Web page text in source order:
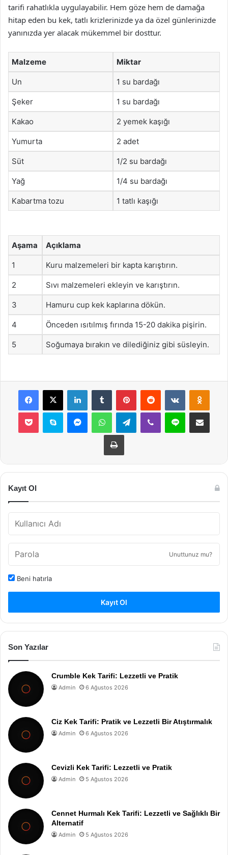
tarifi rahatlıkla uygulayabilir. Hem göze hem de damağa
hitap eden bu kek, tatlı krizlerinizde ya da özel günlerinizde
yanınızda yer alacak mükemmel bir dosttur.
Malzeme Miktar
Un 1 su bardağı
Şeker 1 su bardağı
Kakao 2 yemek kaşığı
Yumurta 2 adet
Süt 1/2 su bardağı
Yağ 1/4 su bardağı
Kabartma tozu 1 tatlı kaşığı
Aşama Açıklama
1 Kuru malzemeleri bir kapta karıştırın.
2 Sıvı malzemeleri ekleyin ve karıştırın.
3 Hamuru cup kek kaplarına dökün.
4 Önceden ısıtılmış fırında 15-20 dakika pişirin.
5 Soğumaya bırakın ve dilediğiniz gibi süsleyin.
Facebook
X LinkedInTumblr PinterestReddit VKontakte
Pocket Skype MessengerWhatsAppTelegramViber Line E-Posta ile
Yazdır
Kayıt Ol
Unuttunuz mu?
Beni hatırla
Kayıt Ol
Son Yazılar
Crumble Kek Tarifi: Lezzetli ve Pratik
Admin 6 Ağustos 2026
Ciz Kek Tarifi: Pratik ve Lezzetli Bir Atıştırmalık
Admin 6 Ağustos 2026
Cevizli Kek Tarifi: Lezzetli ve Pratik
Admin 5 Ağustos 2026
Cennet Hurmalı Kek Tarifi: Lezzetli ve Sağlıklı Bir
Alternatif
Admin 5 Ağustos 2026